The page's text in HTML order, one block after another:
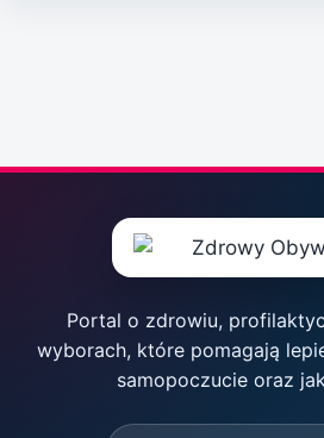
Portal o zdrowiu,
wyborach, które pomagają
samopoczucie oraz